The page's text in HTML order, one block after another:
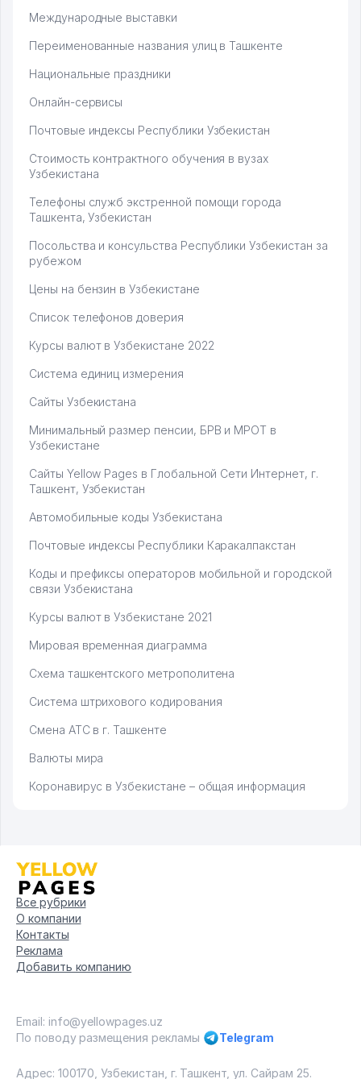
Международные выставки
Переименованные названия улиц в Ташкенте
Национальные праздники
Онлайн-сервисы
Почтовые индексы Республики Узбекистан
Стоимость контрактного обучения в вузах
Узбекистана
Телефоны служб экстренной помощи города
Ташкента, Узбекистан
Посольства и консульства Республики Узбекистан за
рубежом
Цены на бензин в Узбекистане
Список телефонов доверия
Курсы валют в Узбекистане 2022
Система единиц измерения
Сайты Узбекистана
Минимальный размер пенсии, БРВ и МРОТ в
Узбекистане
Сайты Yellow Pages в Глобальной Сети Интернет, г.
Ташкент, Узбекистан
Автомобильные коды Узбекистана
Почтовые индексы Республики Каракалпакстан
Коды и префиксы операторов мобильной и городской
связи Узбекистана
Курсы валют в Узбекистане 2021
Мировая временная диаграмма
Схема ташкентского метрополитена
Система штрихового кодирования
Смена АТС в г. Ташкенте
Валюты мира
Коронавирус в Узбекистане – общая информация
Все рубрики
О компании
Контакты
Реклама
Добавить компанию
Email: info@yellowpages.uz
По поводу размещения рекламы
Telegram
Адрес: 100170, Узбекистан, г. Ташкент, ул. Сайрам 25.